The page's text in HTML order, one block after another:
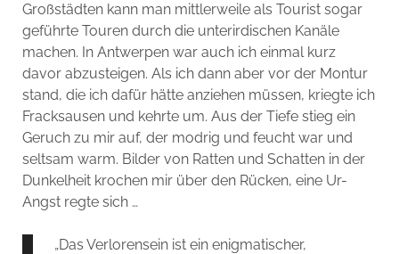
Großstädten kann man mittlerweile als Tourist sogar
geführte Touren durch die unterirdischen Kanäle
machen. In Antwerpen war auch ich einmal kurz
davor abzusteigen. Als ich dann aber vor der Montur
stand, die ich dafür hätte anziehen müssen, kriegte ich
Fracksausen und kehrte um. Aus der Tiefe stieg ein
Geruch zu mir auf, der modrig und feucht war und
seltsam warm. Bilder von Ratten und Schatten in der
Dunkelheit krochen mir über den Rücken, eine Ur-
Angst regte sich …
„Das Verlorensein ist ein enigmatischer,